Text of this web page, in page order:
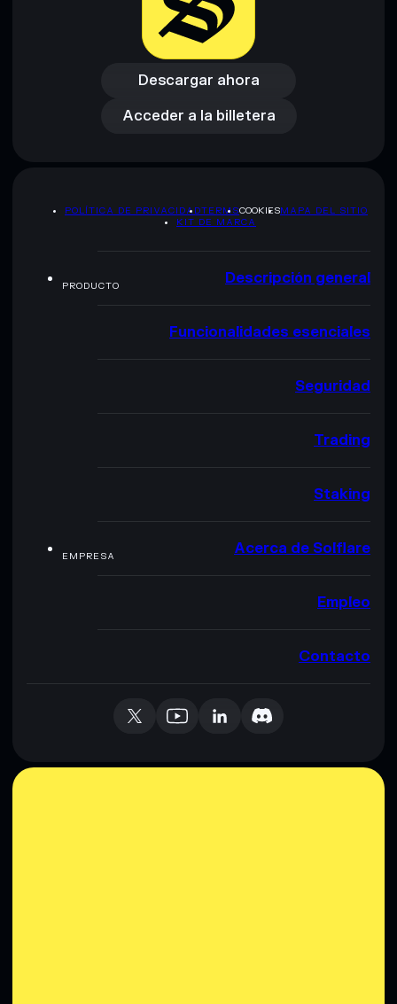
Descargar ahora
Descargar ahora
Acceder a la billetera
Acceder a la billetera
POLÍTICA DE PRIVACIDADTERMSCOOKIESMAPA DEL SITIO
KIT DE MARCA
PRODUCTO Descripción general
Funcionalidades esenciales
Seguridad
Trading
Staking
EMPRESA Acerca de Solflare
Empleo
Contacto